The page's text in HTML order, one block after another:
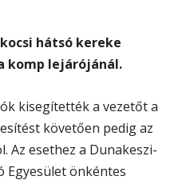
hátsó kereke
komp lejárójánál.
kisegítették a vezetőt a
követően pedig az
Az esethez a Dunakeszi-
Egyesület önkéntes